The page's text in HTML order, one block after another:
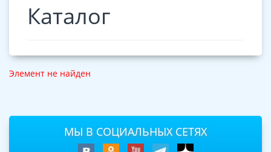
Каталог
Элемент не найден
МЫ В СОЦИАЛЬНЫХ СЕТЯХ